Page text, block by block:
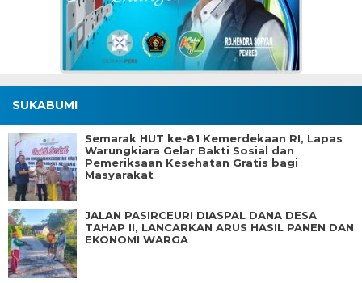
SUKABUMI
Semarak HUT ke-81 Kemerdekaan RI, Lapas
Warungkiara Gelar Bakti Sosial dan
Pemeriksaan Kesehatan Gratis bagi
Masyarakat
JALAN PASIRCEURI DIASPAL DANA DESA
TAHAP II, LANCARKAN ARUS HASIL PANEN DAN
EKONOMI WARGA